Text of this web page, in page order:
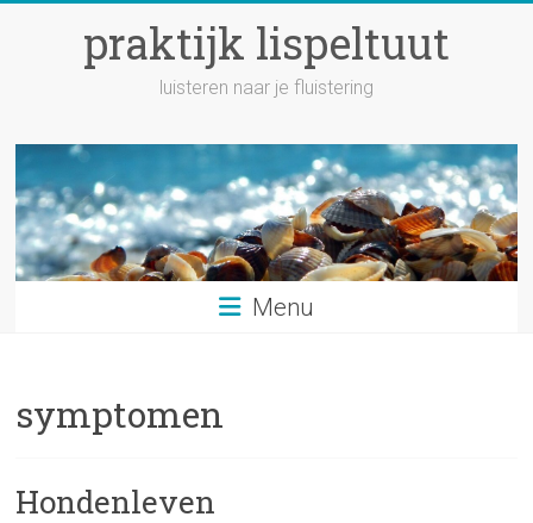
praktijk lispeltuut
luisteren naar je fluistering
Menu
symptomen
Hondenleven